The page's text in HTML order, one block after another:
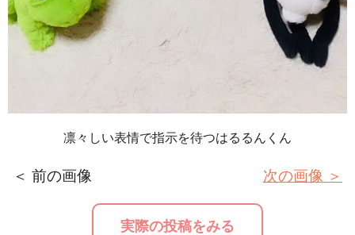
凛々しい表情で指示を待つはるるんくん
＜ 前の画像
実際の投稿をみる
次の画像 ＞